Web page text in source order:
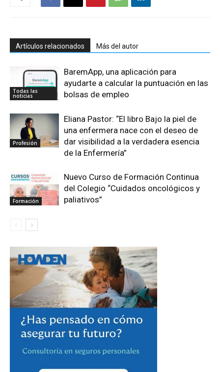
Artículos relacionados Más del autor
Todas las
noticias
BaremApp, una aplicación para
ayudarte a calcular la puntuación en las
bolsas de empleo
Profesión
Eliana Pastor: “El libro Bajo la piel de
una enfermera nace con el deseo de
dar visibilidad a la verdadera esencia
de la Enfermería”
Formación
Nuevo Curso de Formación Continua
del Colegio “Cuidados oncológicos y
paliativos”